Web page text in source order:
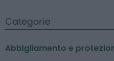
Categorie
Abbigliamento e